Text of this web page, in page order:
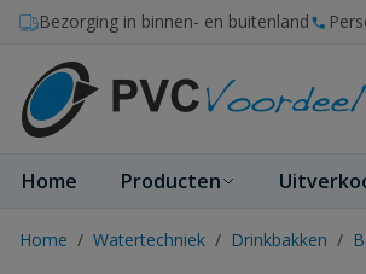
Ga naar de inhoud
Bezorging in binnen- en buitenland
Home Producten
Home / Watertechniek / Drinkbakken /